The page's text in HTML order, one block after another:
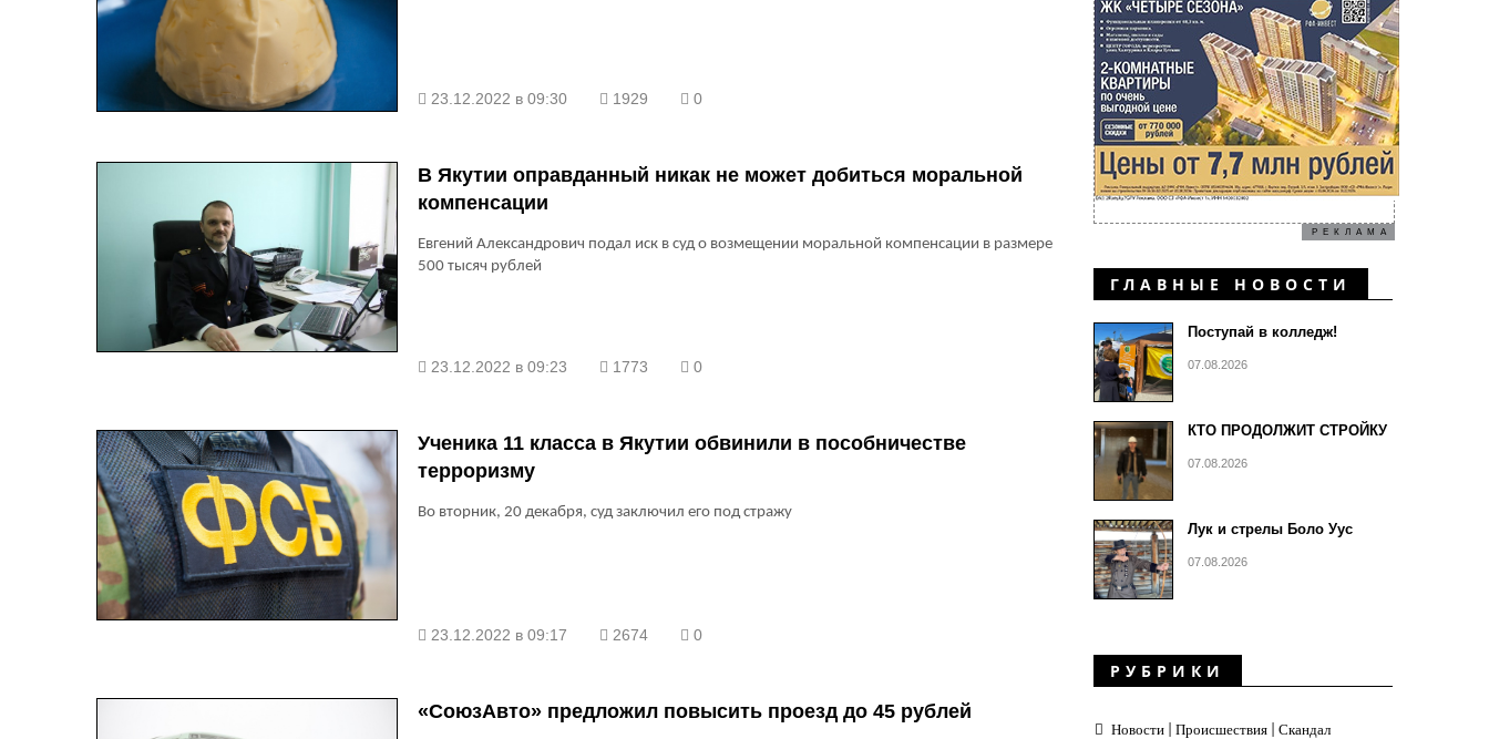
23.12.2022 в 09:30 1929 0
В Якутии оправданный никак не может добиться моральной
компенсации
Евгений Александрович подал иск в суд о возмещении моральной компенсации в размере
500 тысяч рублей
23.12.2022 в 09:23 1773 0
Ученика 11 класса в Якутии обвинили в пособничестве
терроризму
Во вторник, 20 декабря, суд заключил его под стражу
23.12.2022 в 09:17 2674 0
«СоюзАвто» предложил повысить проезд до 45 рублей
РЕКЛАМА
ГЛАВНЫЕ НОВОСТИ
Поступай в колледж!
07.08.2026
КТО ПРОДОЛЖИТ СТРОЙКУ
07.08.2026
Лук и стрелы Боло Уус
07.08.2026
РУБРИКИ
Новости | Происшествия | Скандал